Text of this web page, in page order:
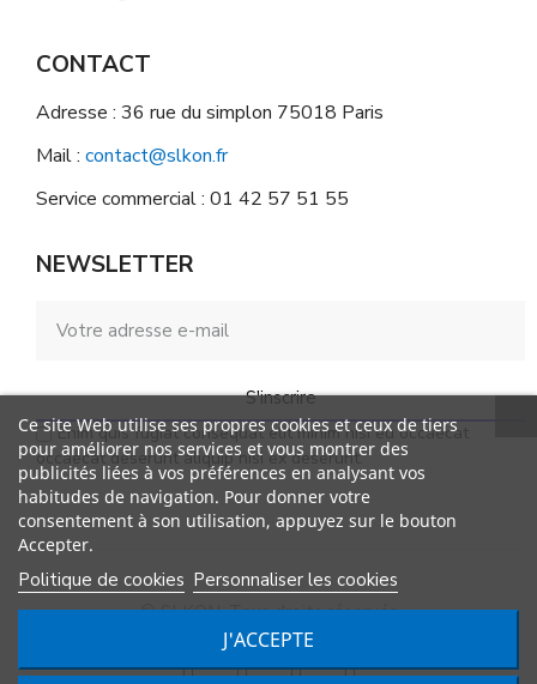
Ce site Web utilise ses propres cookies et ceux de tiers
pour améliorer nos services et vous montrer des
publicités liées à vos préférences en analysant vos
habitudes de navigation. Pour donner votre
consentement à son utilisation, appuyez sur le bouton
Accepter.
Politique de cookies Personnaliser les cookies
J'ACCEPTE
CONTACT
Adresse : 36 rue du simplon 75018 Paris
Mail : contact@slkon.fr
Service commercial : 01 42 57 51 55
NEWSLETTER
S'inscrire
Enim quis fugiat consequat elit minim nisi eu occaecat
occaecat deserunt aliquip nisi ex deserunt.
© SLKON. Tous droits réservés